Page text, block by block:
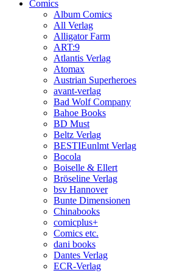
Comics
Album Comics
All Verlag
Alligator Farm
ART:9
Atlantis Verlag
Atomax
Austrian Superheroes
avant-verlag
Bad Wolf Company
Bahoe Books
BD Must
Beltz Verlag
BESTIEunlmt Verlag
Bocola
Boiselle & Ellert
Bröseline Verlag
bsv Hannover
Bunte Dimensionen
Chinabooks
comicplus+
Comics etc.
dani books
Dantes Verlag
ECR-Verlag